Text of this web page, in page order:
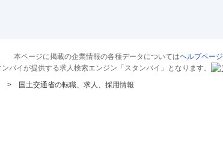
本ページに掲載の企業情報の各種データについてはヘルプページ
バイが提供する求人検索エンジン「スタンバイ」となります。
国土交通省の転職、求人、採用情報